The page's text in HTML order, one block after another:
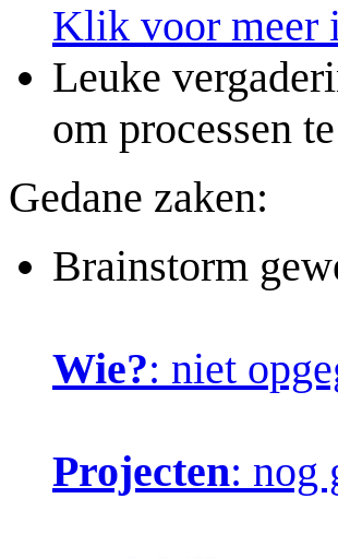
Klik voor meer
Leuke
om processen
Gedane zaken:
Brainstorm
Wie?: niet
Projecten: nog